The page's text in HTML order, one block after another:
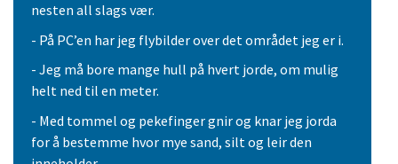
nesten all slags vær.
- På PC’en har jeg flybilder over det området jeg er i.
- Jeg må bore mange hull på hvert jorde, om mulig
helt ned til en meter.
- Med tommel og pekefinger gnir og knar jeg jorda
for å bestemme hvor mye sand, silt og leir den